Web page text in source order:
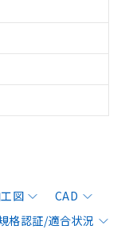
図
CAD
格認証/適合状況